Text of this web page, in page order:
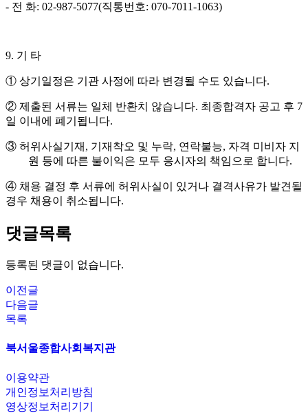
- 전 화: 02-987-5077(직통번호: 070-7011-1063)
9. 기 타
① 상기일정은 기관 사정에 따라 변경될 수도 있습니다.
② 제출된 서류는 일체 반환치 않습니다. 최종합격자 공고 후 7
일 이내에 폐기됩니다.
③ 허위사실기재 , 기재착오 및 누락, 연락불능, 자격 미비자 지
원 등에 따른 불이익은 모두 응시자의 책임으로 합니다.
④ 채용 결정 후 서류에 허위사실이 있거나 결격사유가 발견될
경우 채용이 취소됩니다.
댓글목록
등록된 댓글이 없습니다.
이전글
다음글
목록
북서울종합사회복지관
이용약관
개인정보처리방침
영상정보처리기기